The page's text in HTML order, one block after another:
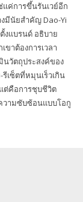
ค่การขึ้นรันเวย์อีก
ำคัญ Dao-Yi
งแบรนด์ อธิบาย
ขาต้องการเวลา
นวัตถุประสงค์ของ
เซ็ตที่หมุนเร็วเกิน
วามซับซ้อนแบบโอกู